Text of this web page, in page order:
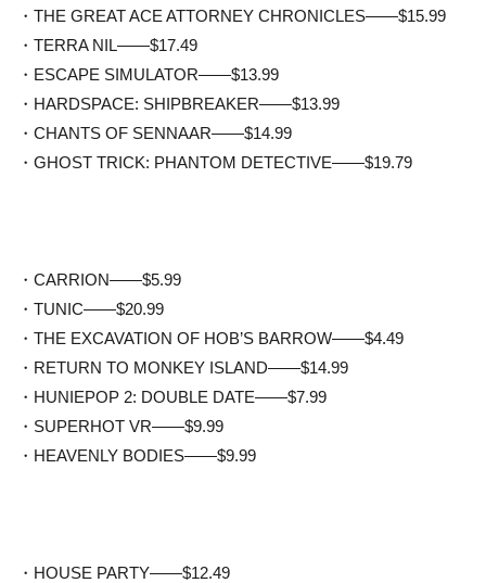
・THE GREAT ACE ATTORNEY CHRONICLES——$15.99
・TERRA NIL——$17.49
・ESCAPE SIMULATOR——$13.99
・HARDSPACE: SHIPBREAKER——$13.99
・CHANTS OF SENNAAR——$14.99
・GHOST TRICK: PHANTOM DETECTIVE——$19.79
・CARRION——$5.99
・TUNIC——$20.99
・THE EXCAVATION OF HOB’S BARROW——$4.49
・RETURN TO MONKEY ISLAND——$14.99
・HUNIEPOP 2: DOUBLE DATE——$7.99
・SUPERHOT VR——$9.99
・HEAVENLY BODIES——$9.99
・HOUSE PARTY——$12.49